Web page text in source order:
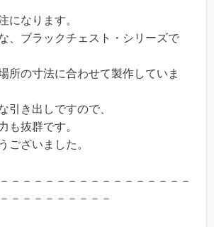
になります。
、ブラックチェスト・シリーズで
所の寸法に合わせて製作していま
引き出しですので、
も抜群です。
ございました。
－－－－－－－－－－－－－－－－
－－－－－－－－－－